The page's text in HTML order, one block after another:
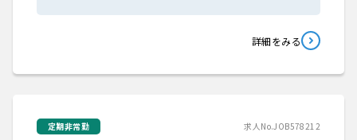
詳細をみる
定期非常勤 求人No.JOB578212